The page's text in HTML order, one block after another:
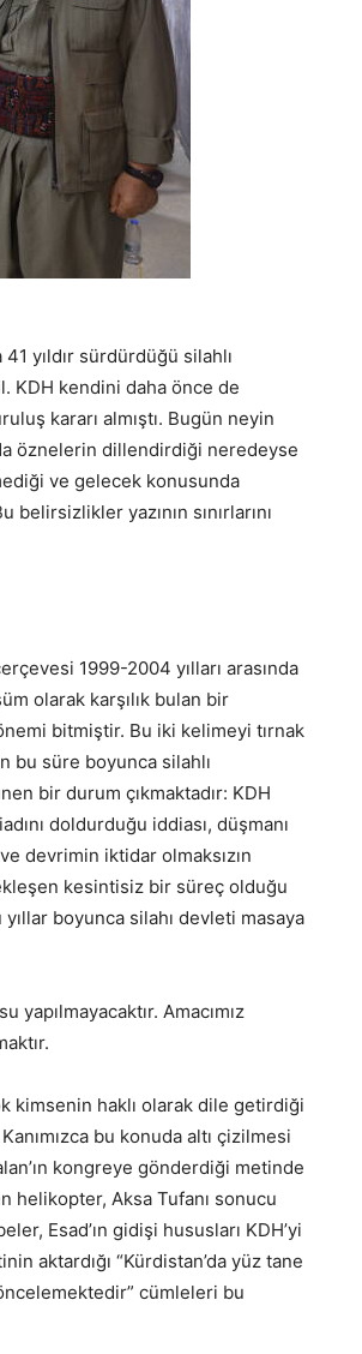
yıldır sürdürdüğü silahlı
KDH kendini daha önce de
kararı almıştı. Bugün neyin
öznelerin dillendirdiği neredeyse
ve gelecek konusunda
yazının sınırlarını
1999-2004 yılları arasında
olarak karşılık bulan bir
bitmiştir. Bu iki kelimeyi tırnak
bu süre boyunca silahlı
bir durum çıkmaktadır: KDH
doldurduğu iddiası, düşmanı
devrimin iktidar olmaksızın
kesintisiz bir süreç olduğu
boyunca silahı devleti masaya
Amacımız
kimsenin haklı olarak dile getirdiği
bu konuda altı çizilmesi
kongreye gönderdiği metinde
helikopter, Aksa Tufanı sonucu
Esad’ın gidişi hususları KDH’yi
aktardığı “Kürdistan’da yüz tane
cümleleri bu